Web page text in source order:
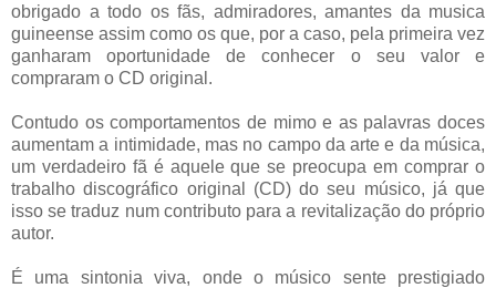
obrigado a todo os fãs, admiradores, amantes da musica
guineense assim como os que, por a caso, pela primeira vez
ganharam oportunidade de conhecer o seu valor e
compraram o CD original.
Contudo os comportamentos de mimo e as palavras doces
aumentam a intimidade, mas no campo da arte e da música,
um verdadeiro fã é aquele que se preocupa em comprar o
trabalho discográfico original (CD) do seu músico, já que
isso se traduz num contributo para a revitalização do próprio
autor.
É uma sintonia viva, onde o músico sente prestigiado